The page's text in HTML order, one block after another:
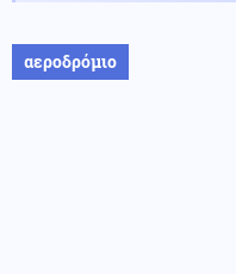
αεροδρόμιο